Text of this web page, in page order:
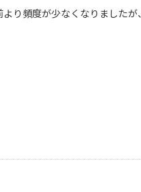
り頻度が少なくなりました